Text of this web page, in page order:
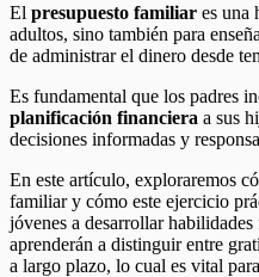
El presupuesto familiar es una
adultos, sino también para
de administrar el dinero desde
Es fundamental que los padres
planificación financiera a sus
decisiones informadas y
En este artículo, exploraremos
familiar y cómo este ejercicio
jóvenes a desarrollar
aprenderán a distinguir entre
a largo plazo, lo cual es vital